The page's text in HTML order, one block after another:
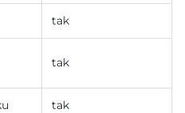
tak
tak
tak